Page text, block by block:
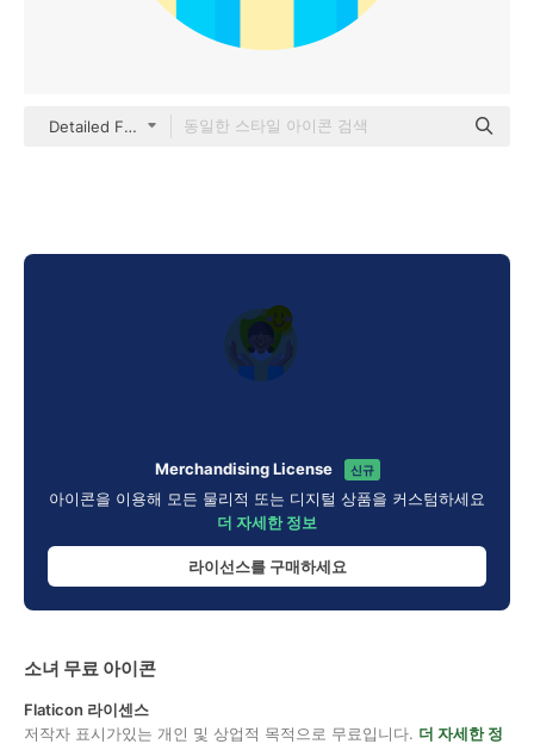
Detailed Flat Circular Flat
Merchandising License 신규
아이콘을 이용해 모든 물리적 또는 디지털 상품을 커스텀하세요
더 자세한 정보
라이선스를 구매하세요
소녀 무료 아이콘
Flaticon 라이센스
저작자 표시가있는 개인 및 상업적 목적으로 무료입니다. 더 자세한 정